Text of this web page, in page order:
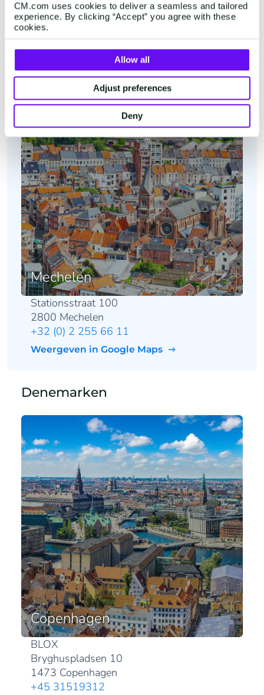
CM.com uses cookies to deliver a seamless and tailored
experience. By clicking “Accept” you agree with these
cookies.
Allow all
Adjust preferences
Deny
Weergeven in Google Maps
België
Mechelen
Stationsstraat 100
2800 Mechelen
+32 (0) 2 255 66 11
Weergeven in Google Maps
Denemarken
Copenhagen
BLOX
Bryghuspladsen 10
1473 Copenhagen
+45 31519312